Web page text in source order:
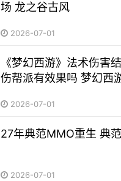
场 龙之谷古风
2026-07-01
《梦幻西游》法术伤害
伤帮派有效果吗 梦幻西
2026-07-01
27年典范MMO重生 典
2026-07-01